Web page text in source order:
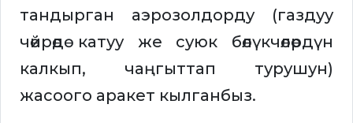
тандырган аэрозолдорду (газдуу
чөйрөдө катуу же суюк бөлүкчөлөрдүн
калкып, чаңгыттап турушун)
жасоого аракет кылганбыз.